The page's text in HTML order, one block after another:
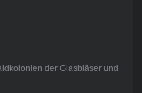
der Glasbläser und